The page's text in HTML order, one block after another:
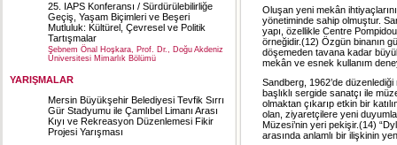
25. IAPS Konferansı / Sürdürülebilirliğe
Geçiş, Yaşam Biçimleri ve Beşeri
Mutluluk: Kültürel, Çevresel ve Politik
Tartışmalar
Şebnem Önal Hoşkara, Prof. Dr., Doğu Akdeniz
Üniversitesi Mimarlık Bölümü
YARIŞMALAR
Mersin Büyükşehir Belediyesi Tevfik Sırrı
Gür Stadyumu ile Çamlıbel Limanı Arası
Kıyı ve Rekreasyon Düzenlemesi Fikir
Projesi Yarışması
Oluşan yeni mekân
yönetiminde sahip olmuştur.
yapı, özellikle Centre
örneğidir.(12) Özgün binanın
döşemeden tavana kadar
mekân ve esnek kullanım
Sandberg, 1962’de
başlıklı sergide sanatçı ile
olmaktan çıkarıp etkin bir
olan, ziyaretçilere yeni
Müzesi’nin yeri pekişir.(14)
arasında anlamlı bir ilişkinin